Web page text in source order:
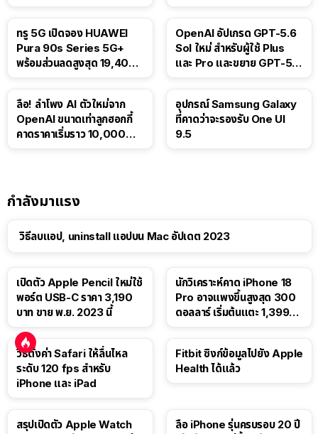
ทรู 5G เปิดจอง HUAWEI
Pura 90s Series 5G+
พร้อมส่วนลดสูงสุด 19,400
OpenAI อัปเกรด GPT-5.6
Sol ใหม่ สำหรับผู้ใช้ Plus
และ Pro และขยาย GPT-5.6
ลือ! ลำโพง AI ตัวใหม่จาก
OpenAI ขนาดเท่าลูกฮอกกี้
คาดราคาเริ่มราว 10,000
อุปกรณ์ Samsung Galaxy
ที่คาดว่าจะรองรับ One UI
9.5
กำลังมาแรง
วิธีลบแอป, uninstall แอปบน Mac อัปเดต 2023
เปิดตัว Apple Pencil ใหม่ใช้
พอร์ต USB-C ราคา 3,190
บาท ขาย พ.ย. 2023 นี้
นักวิเคราะห์คาด iPhone 18
Pro อาจแพงขึ้นสูงสุด 300
ดอลลาร์ เริ่มต้นแตะ 1,399
วิธีตั้งค่า Safari ให้ลื่นไหล
ระดับ 120 fps สำหรับ
iPhone และ iPad
Fitbit ซิงก์ข้อมูลไปยัง Apple
Health ได้แล้ว
สรุปเปิดตัว Apple Watch
ลือ iPhone รุ่นครบรอบ 20 ปี